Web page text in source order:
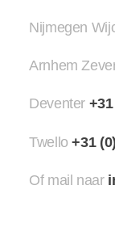
Nijmegen
Arnhem
Deventer
Twello+31
Of mail naar